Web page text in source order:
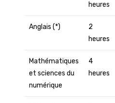
heures
Anglais (*)
2
heures
Mathématiques
et sciences du
numérique
4
heures